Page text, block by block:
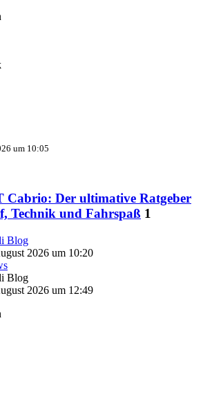
um 10:05
Cabrio: Der ultimative Ratgeber
Technik und Fahrspaß 1
Blog
2026 um 10:20
Blog
2026 um 12:49